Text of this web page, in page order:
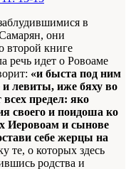
в
они
второй книге
речь идет о Ровоаме
«и быста под ним
левиты, иже бяху во
предел: яко
своего и поидоша ко
Иеровоам и сынове
себе жерцы на
те, о которых здесь
родства и